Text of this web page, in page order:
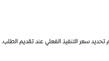
سعر التنفيذ الفعلي عند تقديم الطلب.